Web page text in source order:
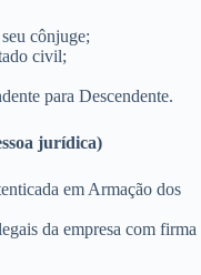
cônjuge;
civil;
para Descendente.
jurídica)
em Armação dos
da empresa com firma